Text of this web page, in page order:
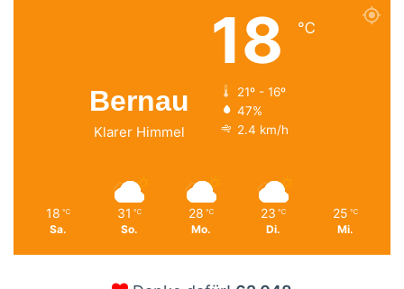
Bernau
Klarer Himmel
18 ℃
21º - 16º
47%
2.4 km/h
18 ℃
Sa.
31 ℃
So.
28 ℃
Mo.
23 ℃
Di.
25 ℃
Mi.